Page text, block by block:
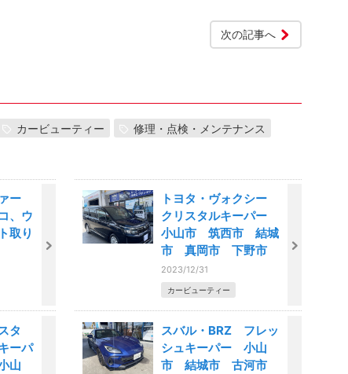
次の記事へ
カービューティー 修理・点検・メンテナンス
ー
、ウ
取り
トヨタ・ヴォクシー
クリスタルキーパー
小山市 筑西市 結城
市 真岡市 下野市
2023/12/31
カービューティー
タ
ーパ
山
スバル・BRZ フレッ
シュキーパー 小山
市 結城市 古河市